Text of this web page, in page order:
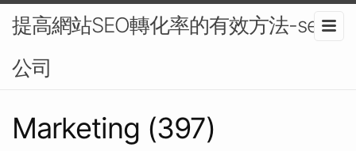
提高網站SEO轉化率的有效方法-seo
公司
Marketing (397)